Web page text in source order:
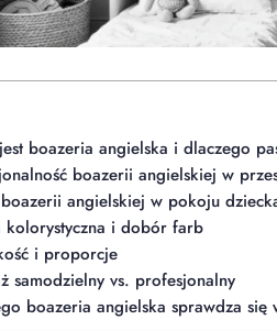
boazeria angielska i dlaczego
boazerii angielskiej w
angielskiej w pokoju
kolorystyczna i dobór farb
i proporcje
samodzielny vs. profesjonalny
boazeria angielska sprawdza